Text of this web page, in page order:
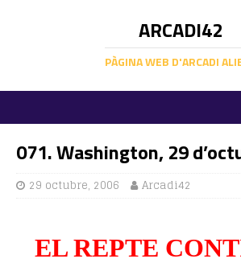
ARCADI42
PÀGINA WEB D'ARCADI
071. Washington, 29
29 octubre, 2006 Arcadi42
EL REPTE